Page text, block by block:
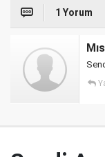
1 Yorum